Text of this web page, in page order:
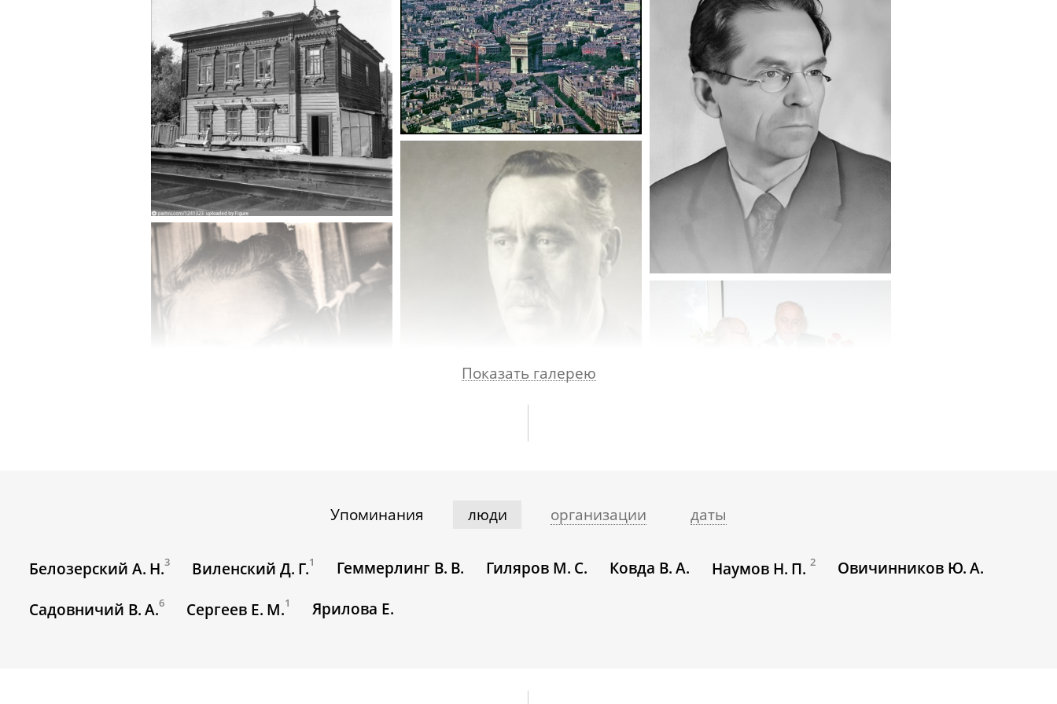
Показать галерею
Упоминания люди организации даты
Белозерский А. Н.3 Виленский Д. Г.1 Геммерлинг В. В. Гиляров М. С. Ковда В. А. Наумов Н. П.2 Овичинников Ю. А.
Садовничий В. А.6 Сергеев Е. М.1 Ярилова Е.